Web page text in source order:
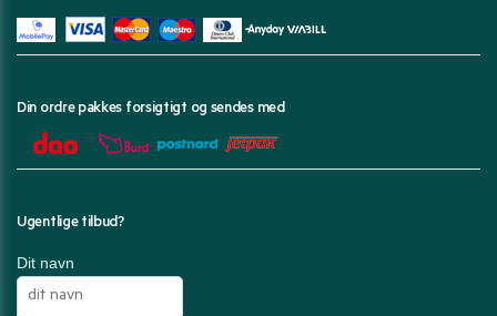
Din ordre pakkes forsigtigt og sendes med
Ugentlige tilbud?
Dit navn